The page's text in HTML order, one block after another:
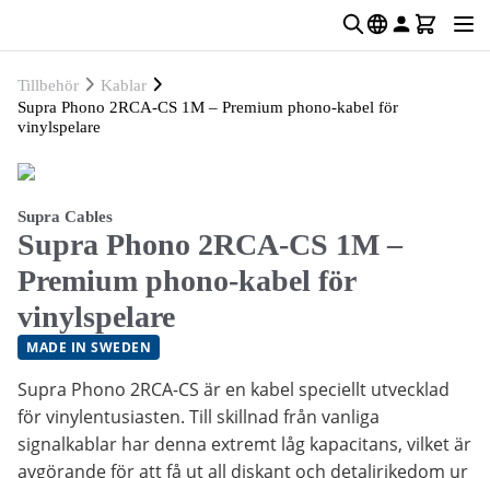
Tillbehör
Kablar
Supra Phono 2RCA-CS 1M – Premium phono-kabel för
vinylspelare
Supra Cables
Supra Phono 2RCA-CS 1M –
Premium phono-kabel för
vinylspelare
MADE IN SWEDEN
Supra Phono 2RCA-CS är en kabel speciellt utvecklad
för vinylentusiasten. Till skillnad från vanliga
signalkablar har denna extremt låg kapacitans, vilket är
avgörande för att få ut all diskant och detaljrikedom ur